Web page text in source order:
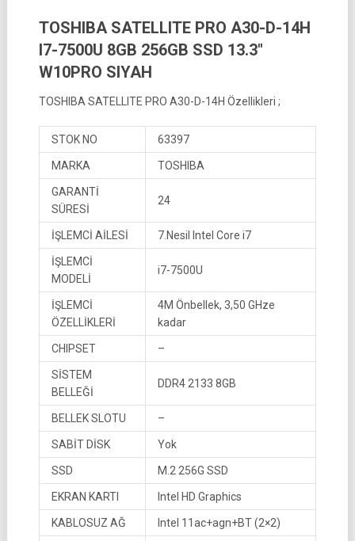
TOSHIBA SATELLITE PRO A30-D-14H
I7-7500U 8GB 256GB SSD 13.3″
W10PRO SIYAH
TOSHIBA SATELLITE PRO A30-D-14H Özellikleri ;
STOK NO 63397
MARKA TOSHIBA
GARANTİ
SÜRESİ
24
İŞLEMCİ AİLESİ 7.Nesil Intel Core i7
İŞLEMCİ
MODELİ
i7-7500U
İŞLEMCİ
ÖZELLİKLERİ
4M Önbellek, 3,50 GHze
kadar
CHIPSET –
SİSTEM
BELLEĞİ
DDR4 2133 8GB
BELLEK SLOTU –
SABİT DİSK Yok
SSD M.2 256G SSD
EKRAN KARTI Intel HD Graphics
KABLOSUZ AĞ Intel 11ac+agn+BT (2×2)